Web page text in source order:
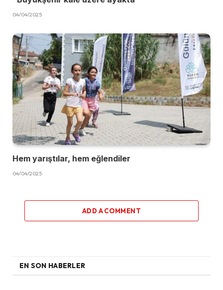
04/04/2025
Hem yarıştılar, hem eğlendiler
04/04/2025
ADD A COMMENT
EN SON HABERLER